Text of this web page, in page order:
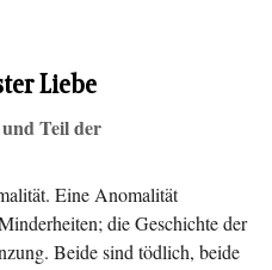
Liebe
Teil der
Eine Anomalität
die Geschichte der
Beide sind tödlich, beide